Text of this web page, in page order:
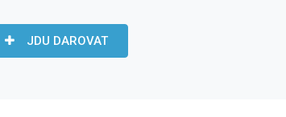
JDU DAROVAT